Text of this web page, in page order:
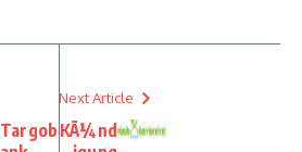
Targob
Next Article
KÃ¼nd